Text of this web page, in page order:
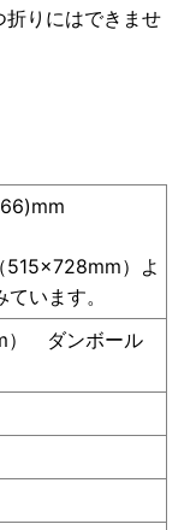
りにはできませ
）よ
います。
） ダンボール